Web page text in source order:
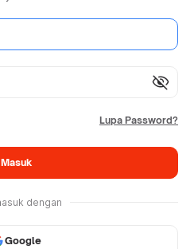
visibility_off
Lupa Password?
Masuk
dengan
Google